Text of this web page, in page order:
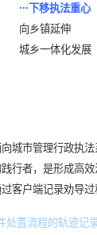
···下移执法重心
向乡镇延伸
城乡一体化发展
城市管理行政执法
行者，是形成高效
客户端记录劝导过
处置流程的轨迹记